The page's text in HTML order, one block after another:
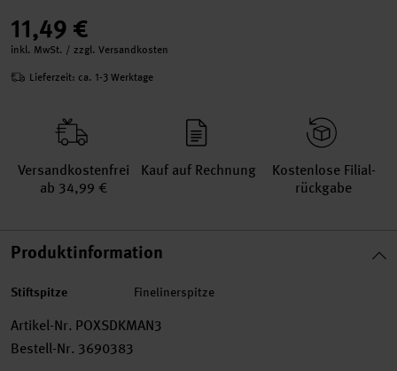
11,49 €
inkl. MwSt. / zzgl. Versandkosten
Lieferzeit: ca. 1-3 Werktage
Versand­kosten­frei
ab 34,99 €
Kauf auf Rechnung
Kosten­lose Filial­
rückgabe
Produktinformation
Stiftspitze Finelinerspitze
Artikel-Nr. POXSDKMAN3
Bestell-Nr. 3690383